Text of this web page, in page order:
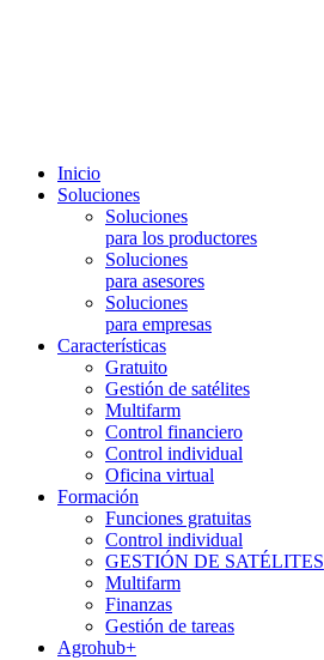
Inicio
Soluciones
Soluciones
para los productores
Soluciones
para asesores
Soluciones
para empresas
Características
Gratuito
Gestión de satélites
Multifarm
Control financiero
Control individual
Oficina virtual
Formación
Funciones gratuitas
Control individual
GESTIÓN DE SATÉLITES
Multifarm
Finanzas
Gestión de tareas
Agrohub+